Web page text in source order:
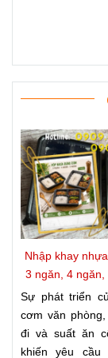
Nhập khay
3 ngăn, 4 ngăn,
kho
Sự phát triển
cơm văn
đi và suất ăn
khiến yêu cầu